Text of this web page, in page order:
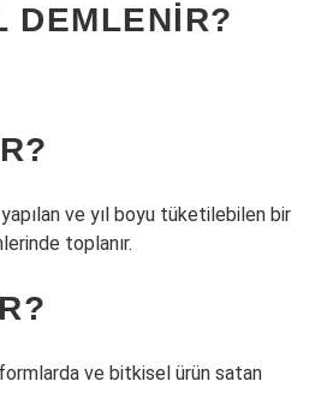
DEMLENIR?
ve yıl boyu tüketilebilen bir
toplanır.
ve bitkisel ürün satan